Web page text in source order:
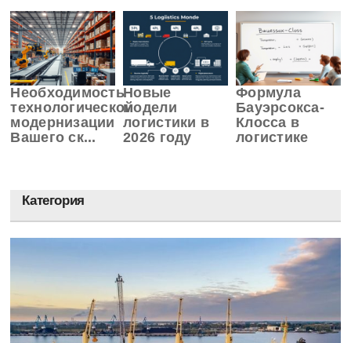
Необходимость
технологической
модернизации
Вашего ск...
Новые
модели
логистики в
2026 году
Формула
Бауэрсокса-
Клосса в
логистике
Категория